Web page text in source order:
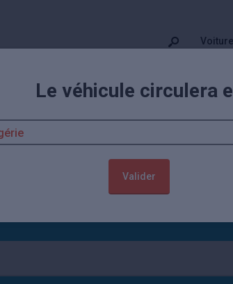
Le véhicule circulera
Valider
et concessions
? Sur cette page du comparateur Kidioui, vous
de proximité. Pensez également à jeter un oeil